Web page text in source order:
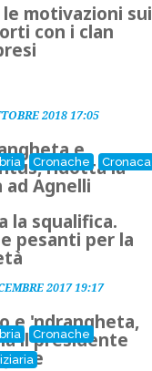
le motivazioni sui
con i clan
2018 17:05
Cronache Cronaca
e
ridotta la
ad Agnelli
la squalifica.
pesanti per la
2017 19:17
Cronache
e 'ndrangheta,
il presidente